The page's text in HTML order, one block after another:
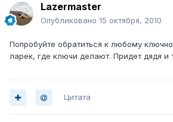
Lazermaster
Опубликовано 15 октября, 2010
Попробуйте обратиться к любому
ларек, где ключи делают. Придет дядя и
Цитата